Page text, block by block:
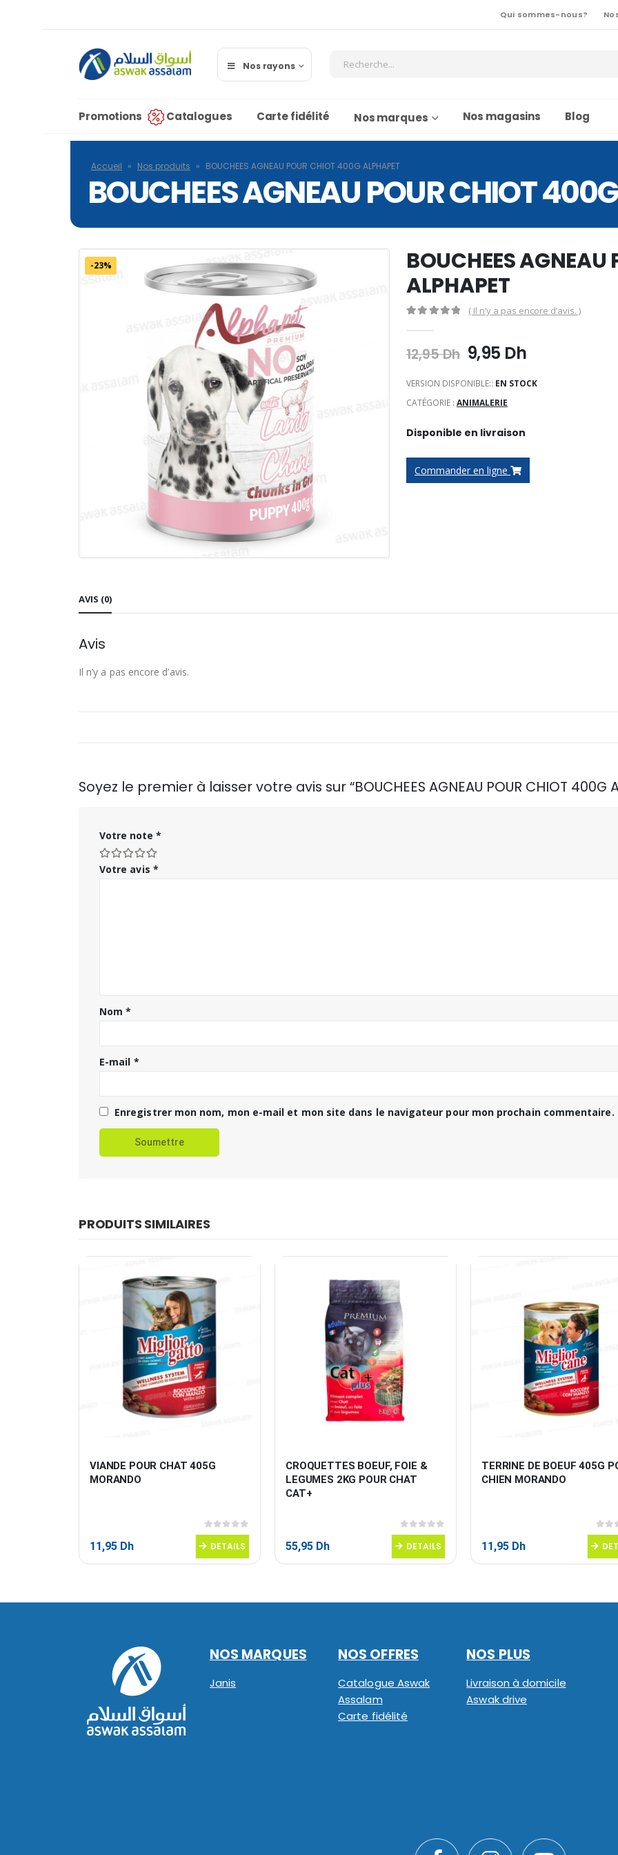
Qui sommes-nous?
Nos rayons
Promotions Catalogues Carte fidélité Nos marques Nos magasins Blog
Accueil » Nos produits » BOUCHEES AGNEAU POUR CHIOT 400G ALPHAPET
BOUCHEES AGNEAU POUR CHIOT
-23%
BOUCHEES
ALPHAPET
( Il n’y a pas encore d’avis. )
12,95Dh Le
initial
était :
9,95 DhLe
actuel
VERSION DISPONIBLE:: EN STOCK
CATÉGORIE : ANIMALERIE
Disponible en livraison
Commander en ligne
AVIS (0)
Avis
Il n’y a pas encore d’avis.
Soyez le premier à laisser votre avis sur “BOUCHEES AGNEAU POUR CHIOT 400G
Votre note *
Votre avis *
Nom*
E-mail *
Enregistrer mon nom, mon e-mail et mon site dans le navigateur pour mon prochain commentaire.
PRODUITS SIMILAIRES
VIANDE POUR CHAT 405G
MORANDO
0sur 5
11,95 Dh DETAILS
CROQUETTES BOEUF, FOIE &
LEGUMES 2KG POUR CHAT
CAT+
0sur 5
55,95 Dh DETAILS
TERRINE DE BOEUF 405G
CHIEN MORANDO
0sur
11,95 Dh
NOS MARQUES
Janis
NOS OFFRES
Catalogue Aswak
Assalam
Carte fidélité
NOS PLUS
Livraison à domicile
Aswak drive